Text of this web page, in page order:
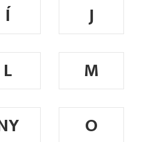
Í
J
L
M
O